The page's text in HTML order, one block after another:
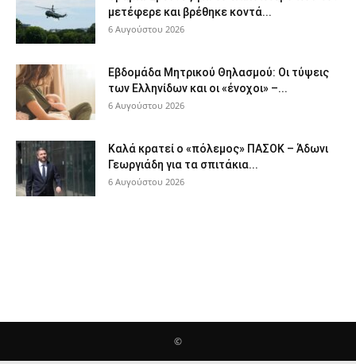
μετέφερε και βρέθηκε κοντά...
6 Αυγούστου 2026
Εβδομάδα Μητρικού Θηλασμού: Οι τύψεις
των Ελληνίδων και οι «ένοχοι» –...
6 Αυγούστου 2026
Καλά κρατεί ο «πόλεμος» ΠΑΣΟΚ – Άδωνι
Γεωργιάδη για τα σπιτάκια...
6 Αυγούστου 2026
©